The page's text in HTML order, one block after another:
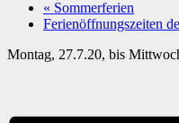
« Sommerferien
Ferienöffnungszeiten
Montag, 27.7.20, bis